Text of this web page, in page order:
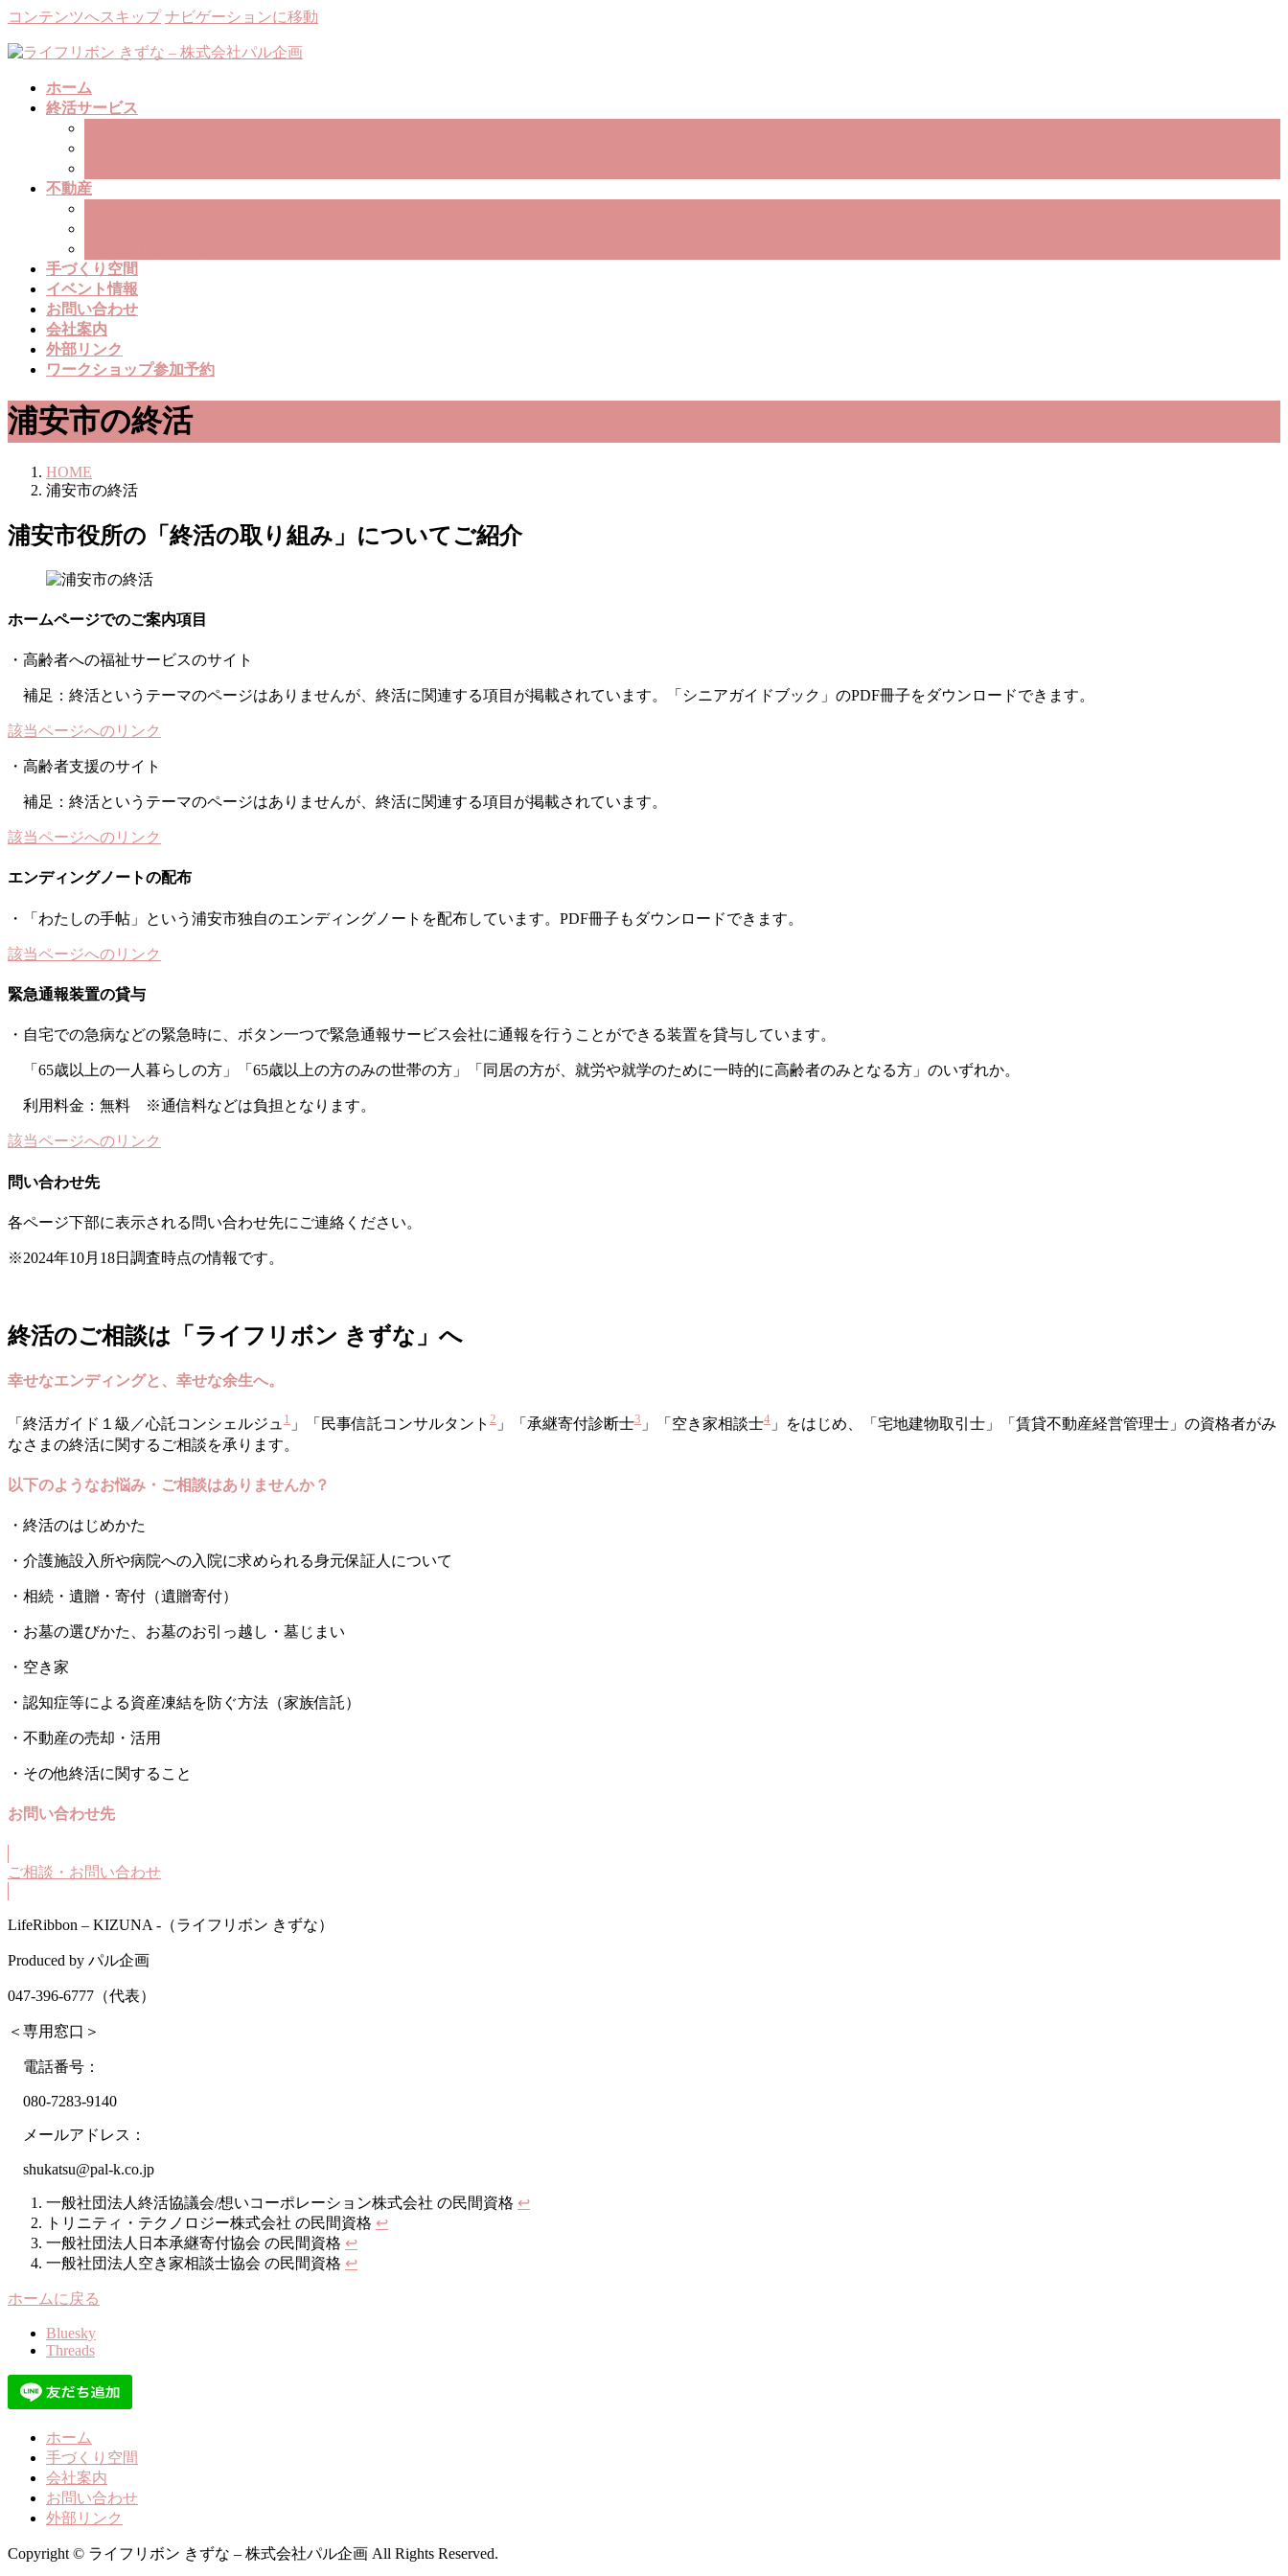
コンテンツへスキップ ナビゲーションに移動
ホーム
終活サービス
不動産
手づくり空間
イベント情報
お問い合わせ
会社案内
外部リンク
ワークショップ参加予約
浦安市の終活
HOME
浦安市の終活
浦安市役所の「終活の取り組み」についてご紹介
ホームページでのご案内項目
・高齢者への福祉サービスのサイト
補足：終活というテーマのページはありませんが、終活に関連する項目が掲載されています。「シニアガイドブック」のPDF冊子をダウンロードできます。
該当ページへのリンク
・高齢者支援のサイト
補足：終活というテーマのページはありませんが、終活に関連する項目が掲載されています。
該当ページへのリンク
エンディングノートの配布
・「わたしの手帖」という浦安市独自のエンディングノートを配布しています。PDF冊子もダウンロードできます。
該当ページへのリンク
緊急通報装置の貸与
・自宅での急病などの緊急時に、ボタン一つで緊急通報サービス会社に通報を行うことができる装置を貸与しています。
「65歳以上の一人暮らしの方」「65歳以上の方のみの世帯の方」「同居の方が、就労や就学のために一時的に高齢者のみとなる方」のいずれか。
利用料金：無料 ※通信料などは負担となります。
該当ページへのリンク
問い合わせ先
各ページ下部に表示される問い合わせ先にご連絡ください。
※2024年10月18日調査時点の情報です。
終活のご相談は「ライフリボン きずな」へ
幸せなエンディングと、幸せな余生へ。
「終活ガイド１級／心託コンシェルジュ 1 」「民事信託コンサルタント 2 」「承継寄付診断士3 」「空き家相談士4 」をはじめ、「宅地建物取引士」「賃貸不動産経営管理士」の資格者がみ
なさまの終活に関するご相談を承ります。
以下のようなお悩み・ご相談はありませんか？
・終活のはじめかた
・介護施設入所や病院への入院に求められる身元保証人について
・相続・遺贈・寄付（遺贈寄付）
・お墓の選びかた、お墓のお引っ越し・墓じまい
・空き家
・認知症等による資産凍結を防ぐ方法（家族信託）
・不動産の売却・活用
・その他終活に関すること
お問い合わせ先
ご相談・お問い合わせ
LifeRibbon – KIZUNA -（ライフリボン きずな）
Produced by パル企画
047-396-6777（代表）
＜専用窓口＞
電話番号：
080-7283-9140
メールアドレス：
shukatsu@pal-k.co.jp
一般社団法人終活協議会/想いコーポレーション株式会社 の民間資格 ↩︎
トリニティ・テクノロジー株式会社 の民間資格 ↩︎
一般社団法人日本承継寄付協会 の民間資格 ↩︎
一般社団法人空き家相談士協会 の民間資格 ↩︎
ホームに戻る
Bluesky
Threads
ホーム
手づくり空間
会社案内
お問い合わせ
外部リンク
Copyright © ライフリボン きずな – 株式会社パル企画 All Rights Reserved.